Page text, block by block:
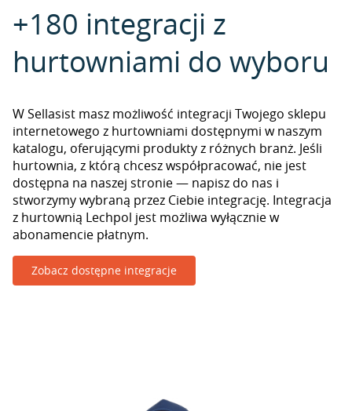
+180 integracji z
hurtowniami do wyboru
W Sellasist masz możliwość integracji Twojego sklepu
internetowego z hurtowniami dostępnymi w naszym
katalogu, oferującymi produkty z różnych branż. Jeśli
hurtownia, z którą chcesz współpracować, nie jest
dostępna na naszej stronie — napisz do nas i
stworzymy wybraną przez Ciebie integrację. Integracja
z hurtownią Lechpol jest możliwa wyłącznie w
abonamencie płatnym.
Zobacz dostępne integracje